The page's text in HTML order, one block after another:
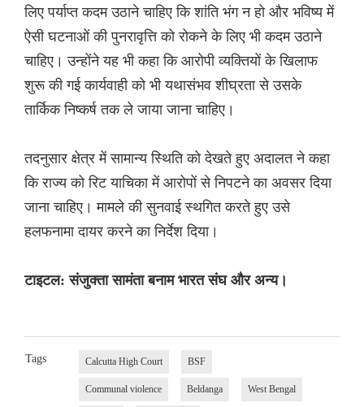
लिए पर्याप्त कदम उठाने चाहिए कि शांति भंग न हो और भविष्य में
ऐसी घटनाओं की पुनरावृत्ति को रोकने के लिए भी कदम उठाने
चाहिए। उन्होंने यह भी कहा कि आरोपी व्यक्तियों के खिलाफ
शुरू की गई कार्यवाही को भी यथासंभव शीघ्रता से उसके
तार्किक निष्कर्ष तक ले जाया जाना चाहिए।
तदनुसार क्षेत्र में सामान्य स्थिति को देखते हुए अदालत ने कहा
कि राज्य को रिट याचिका में आरोपों से निपटने का अवसर दिया
जाना चाहिए। मामले की सुनवाई स्थगित करते हुए उसे
हलफनामा दायर करने का निर्देश दिया।
टाइटल: संजुक्ता सामंता बनाम भारत संघ और अन्य।
Tags Calcutta High Court BSF
Communal violence Beldanga West Bengal